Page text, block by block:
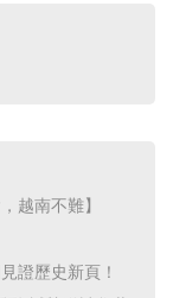
越南不難】
證歷史新頁！